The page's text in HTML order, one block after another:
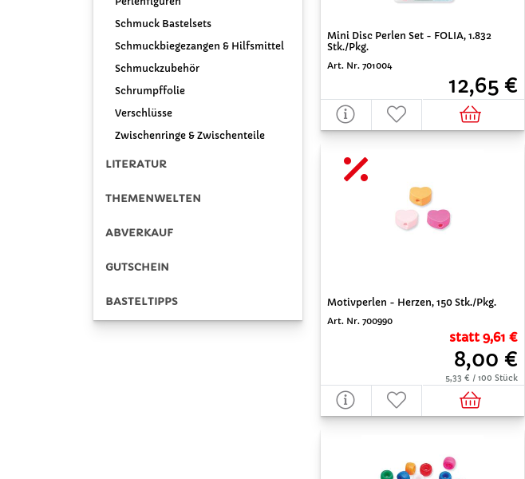
Schmuck Bastelsets
Schmuckbiegezangen & Hilfsmittel
Schmuckzubehör
Schrumpffolie
Verschlüsse
Zwischenringe & Zwischenteile
LITERATUR
THEMENWELTEN
ABVERKAUF
GUTSCHEIN
BASTELTIPPS
Mini Disc Perlen Set - FOLIA, 1.832
Stk./Pkg.
Art. Nr. 701004
12,65 €
Motivperlen - Herzen, 150 Stk./Pkg.
Art. Nr. 700990
statt 9,61 €
8,00 €
5,33 € / 100 Stück